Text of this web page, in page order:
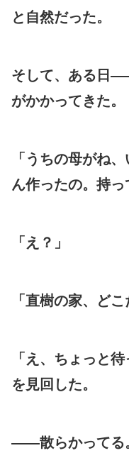
と自然だった。
そして、ある日
がかかってきた。
「うちの母がね
ん作ったの。持っ
「え？」
「直樹の家、どこ
「え、ちょっと
を見回した。
——散らかってる